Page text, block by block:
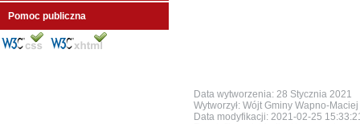
Pomoc publiczna
Data wytworzenia: 28 Stycznia 2021
Wytworzył: Wójt Gminy Wapno-
Data modyfikacji: 2021-02-25